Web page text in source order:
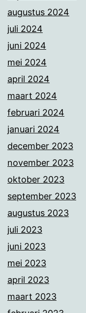
augustus 2024
juli 2024
juni 2024
mei 2024
april 2024
maart 2024
februari 2024
januari 2024
december 2023
november 2023
oktober 2023
september 2023
augustus 2023
juli 2023
juni 2023
mei 2023
april 2023
maart 2023